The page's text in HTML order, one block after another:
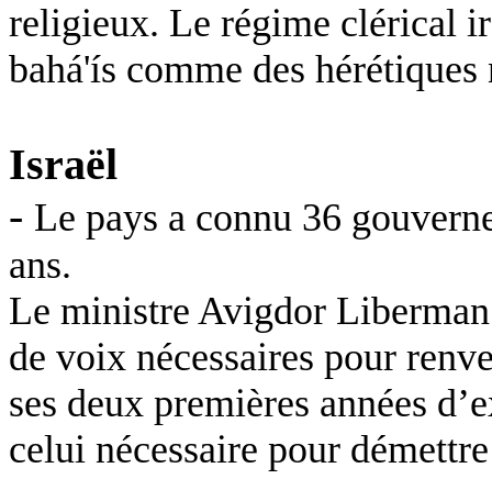
religieux. Le régime clérical
bahá'ís comme des
Israël
- Le pays a connu 36
ans.
Le ministre Avigdor
de voix nécessaires pour
ses deux premières années
celui nécessaire pour